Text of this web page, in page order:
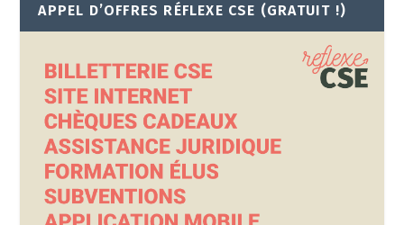
APPEL D’OFFRES RÉFLEXE CSE (GRATUIT !)